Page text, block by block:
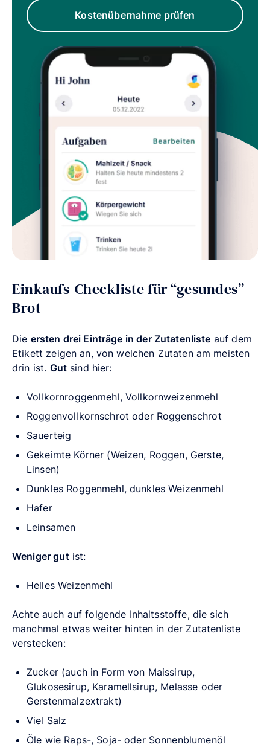
Kostenübernahme prüfen
Einkaufs-Checkliste für “gesundes”
Brot
Die ersten drei Einträge in der Zutatenliste auf dem
Etikett zeigen an, von welchen Zutaten am meisten
drin ist. Gutsind hier:
Vollkornroggenmehl, Vollkornweizenmehl
Roggenvollkornschrot oder Roggenschrot
Sauerteig
Gekeimte Körner (Weizen, Roggen, Gerste,
Linsen)
Dunkles Roggenmehl, dunkles Weizenmehl
Hafer
Leinsamen
Weniger gutist:
Helles Weizenmehl
Achte auch auf folgende Inhaltsstoffe, die sich
manchmal etwas weiter hinten in der Zutatenliste
verstecken:
Zucker (auch in Form von Maissirup,
Glukosesirup, Karamellsirup, Melasse oder
Gerstenmalzextrakt)
Viel Salz
Öle wie Raps-, Soja- oder Sonnenblumenöl